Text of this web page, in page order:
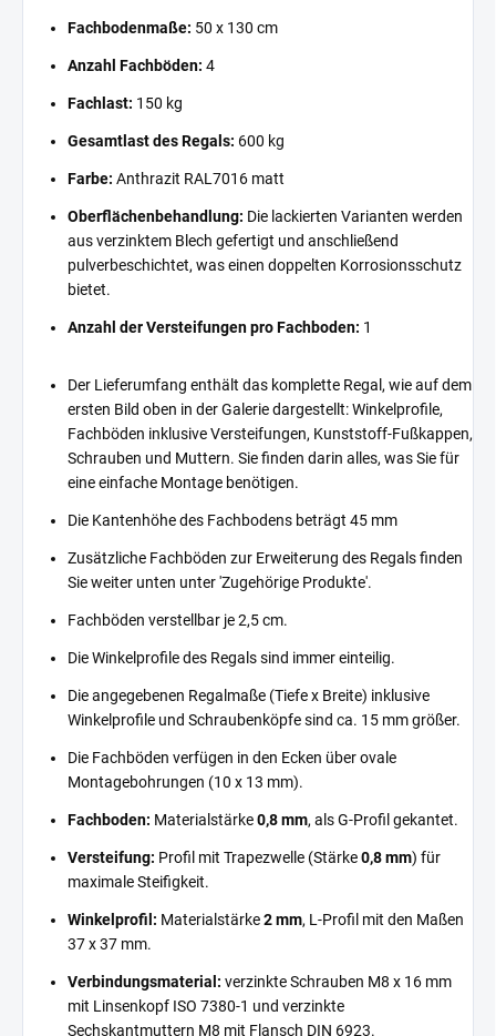
Fachbodenmaße: 50 x 130 cm
Anzahl Fachböden: 4
Fachlast: 150 kg
Gesamtlast des Regals: 600 kg
Farbe: Anthrazit RAL7016 matt
Oberflächenbehandlung: Die lackierten Varianten werden
aus verzinktem Blech gefertigt und anschließend
pulverbeschichtet, was einen doppelten Korrosionsschutz
bietet.
Anzahl der Versteifungen pro Fachboden: 1
Der Lieferumfang enthält das komplette Regal, wie auf dem
ersten Bild oben in der Galerie dargestellt: Winkelprofile,
Fachböden inklusive Versteifungen, Kunststoff-Fußkappen,
Schrauben und Muttern. Sie finden darin alles, was Sie für
eine einfache Montage benötigen.
Die Kantenhöhe des Fachbodens beträgt 45 mm
Zusätzliche Fachböden zur Erweiterung des Regals finden
Sie weiter unten unter 'Zugehörige Produkte'.
Fachböden verstellbar je 2,5 cm.
Die Winkelprofile des Regals sind immer einteilig.
Die angegebenen Regalmaße (Tiefe x Breite) inklusive
Winkelprofile und Schraubenköpfe sind ca. 15 mm größer.
Die Fachböden verfügen in den Ecken über ovale
Montagebohrungen (10 x 13 mm).
Fachboden: Materialstärke0,8 mm, als G-Profil gekantet.
Versteifung: Profil mit Trapezwelle (Stärke0,8 mm) für
maximale Steifigkeit.
Winkelprofil: Materialstärke2 mm, L-Profil mit den Maßen
37 x 37 mm.
Verbindungsmaterial: verzinkte Schrauben M8 x 16 mm
mit Linsenkopf ISO 7380-1 und verzinkte
Sechskantmuttern M8 mit Flansch DIN 6923.